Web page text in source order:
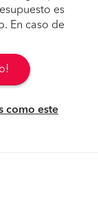
es
En caso de
como este